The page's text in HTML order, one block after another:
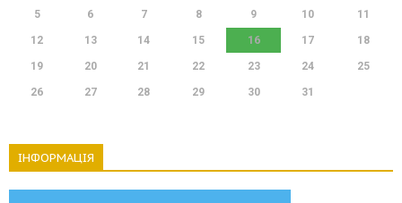
5 6 7 8 9 10 11
12 13 14 15 16 17 18
19 20 21 22 23 24 25
26 27 28 29 30 31
ІНФОРМАЦІЯ